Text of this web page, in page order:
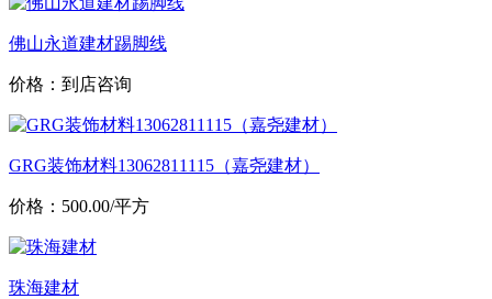
佛山永道建材踢脚线
价格：到店咨询
GRG装饰材料13062811115（嘉尧建材）
价格：500.00/平方
珠海建材